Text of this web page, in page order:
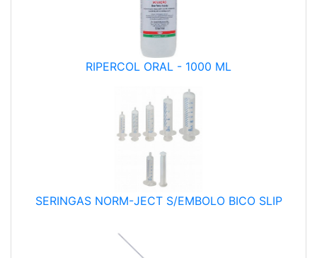
RIPERCOL ORAL - 1000 ML
SERINGAS NORM-JECT S/EMBOLO BICO SLIP